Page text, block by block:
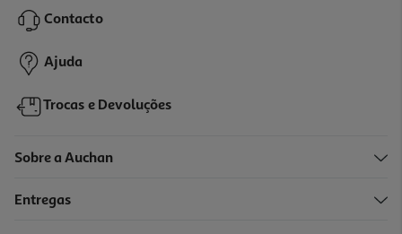
1,69 €
Contacto
Ajuda
Trocas e Devoluções
Sobre a Auchan
Entregas